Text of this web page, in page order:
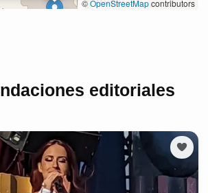
editoriales